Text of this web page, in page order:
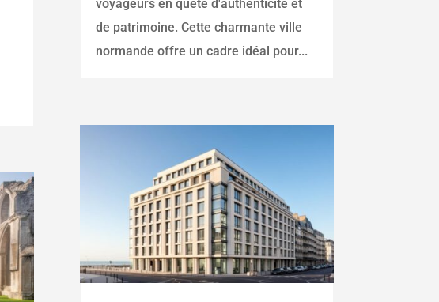
voyageurs en quête d'authenticité et
de patrimoine. Cette charmante ville
normande offre un cadre idéal pour...